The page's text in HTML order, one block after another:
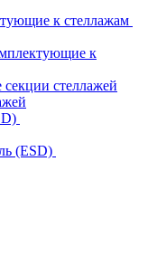
к стеллажам
к
стеллажей
(ESD)